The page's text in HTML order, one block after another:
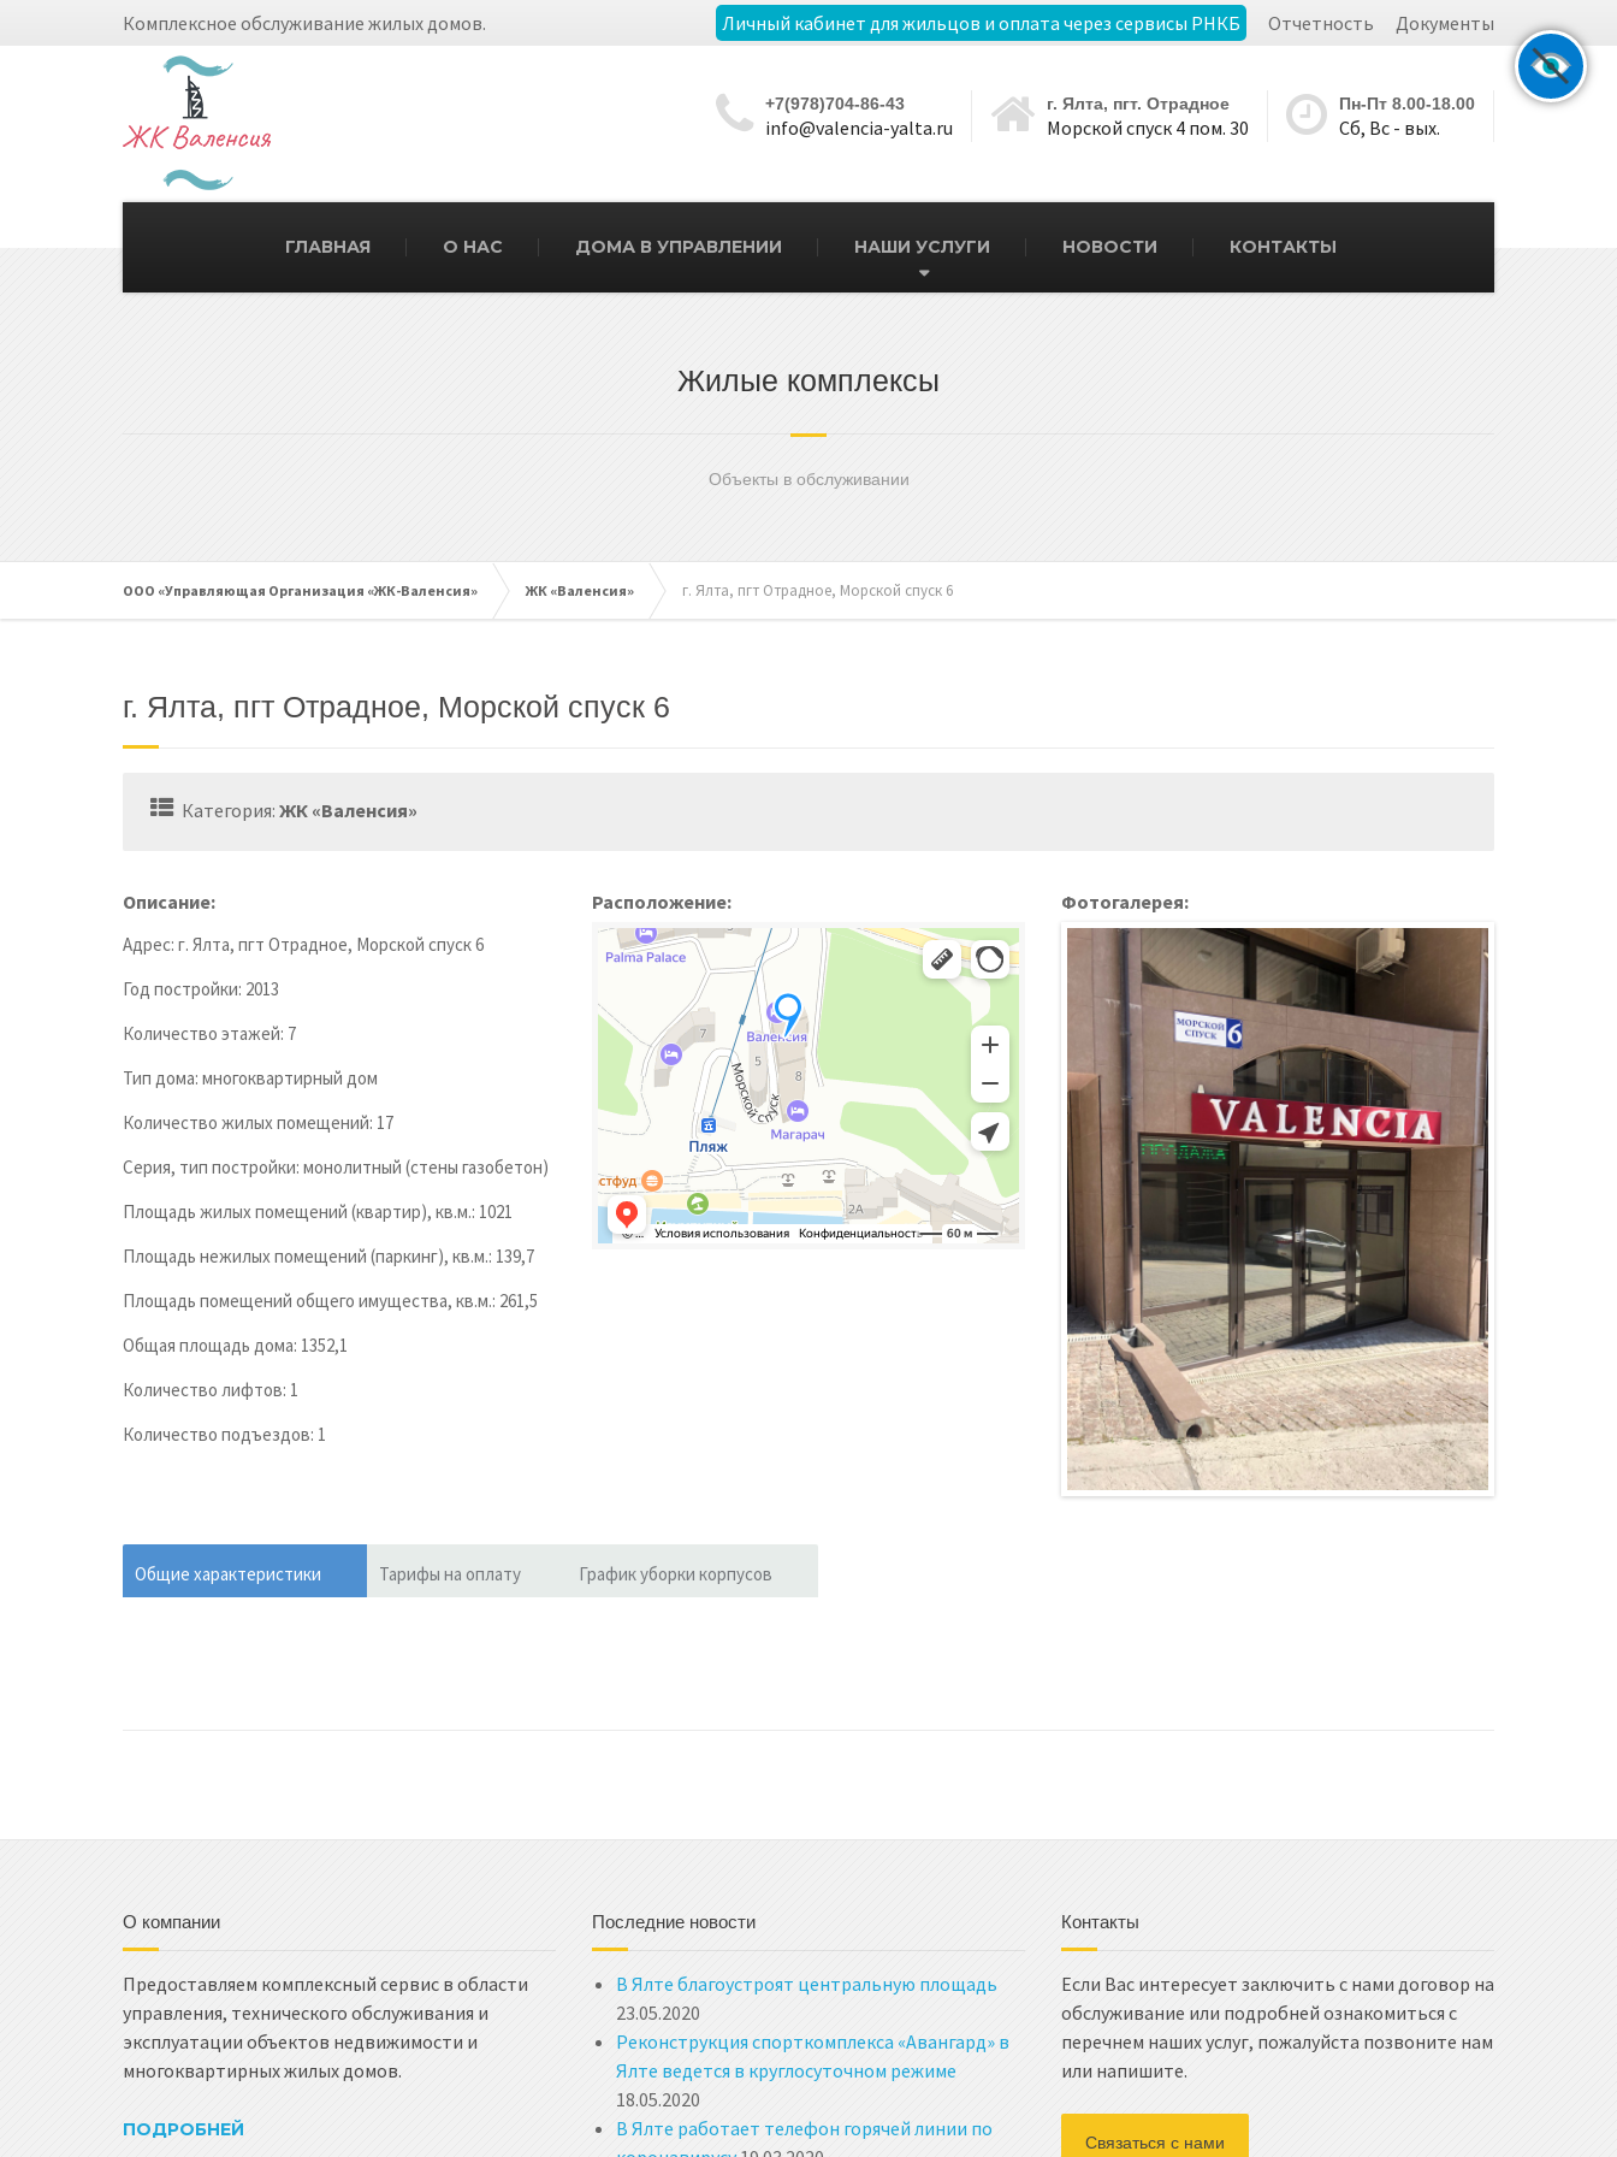
Комплексное обслуживание жилых домов. Личный кабинет для жильцов и оплата через сервисы РНКБ Отчетность Документы
+7(978)704-86-43
info@valencia-yalta.ru
г. Ялта, пгт. Отрадное
Морской спуск 4 пом. 30
Пн-Пт 8.00-18.00
Сб, Вс - вых.
ГЛАВНАЯ О НАС ДОМА В УПРАВЛЕНИИ НАШИ УСЛУГИ НОВОСТИ КОНТАКТЫ
Жилые комплексы
Объекты в обслуживании
ООО «Управляющая Организация «ЖК-Валенсия» ЖК «Валенсия» г. Ялта, пгт Отрадное, Морской спуск 6
г. Ялта, пгт Отрадное, Морской спуск 6
Категория: ЖК «Валенсия»
Описание:
Адрес: г. Ялта, пгт Отрадное, Морской спуск 6
Год постройки: 2013
Количество этажей: 7
Тип дома: многоквартирный дом
Количество жилых помещений: 17
Серия, тип постройки: монолитный (стены газобетон)
Площадь жилых помещений (квартир), кв.м.: 1021
Площадь нежилых помещений (паркинг), кв.м.: 139,7
Площадь помещений общего имущества, кв.м.: 261,5
Общая площадь дома: 1352,1
Количество лифтов: 1
Количество подъездов: 1
Расположение: Фотогалерея:
Общие характеристики Тарифы на оплату График уборки корпусов
О компании
Предоставляем комплексный сервис в области
управления, технического обслуживания и
эксплуатации объектов недвижимости и
многоквартирных жилых домов.
ПОДРОБНЕЙ
Последние новости
В Ялте благоустроят центральную площадь
23.05.2020
Реконструкция спорткомплекса «Авангард» в
Ялте ведется в круглосуточном режиме
18.05.2020
В Ялте работает телефон горячей линии по
Контакты
Если Вас интересует заключить с нами договор на
обслуживание или подробней ознакомиться с
перечнем наших услуг, пожалуйста позвоните нам
или напишите.
Связаться с нами